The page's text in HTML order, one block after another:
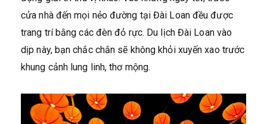
cửa nhà đến mọi nẻo đường tại Đài Loan đều được
trang trí bằng các đèn đỏ rực. Du lịch Đài Loan vào
dịp này, bạn chắc chắn sẽ không khỏi xuyến xao trước
khung cảnh lung linh, thơ mộng.